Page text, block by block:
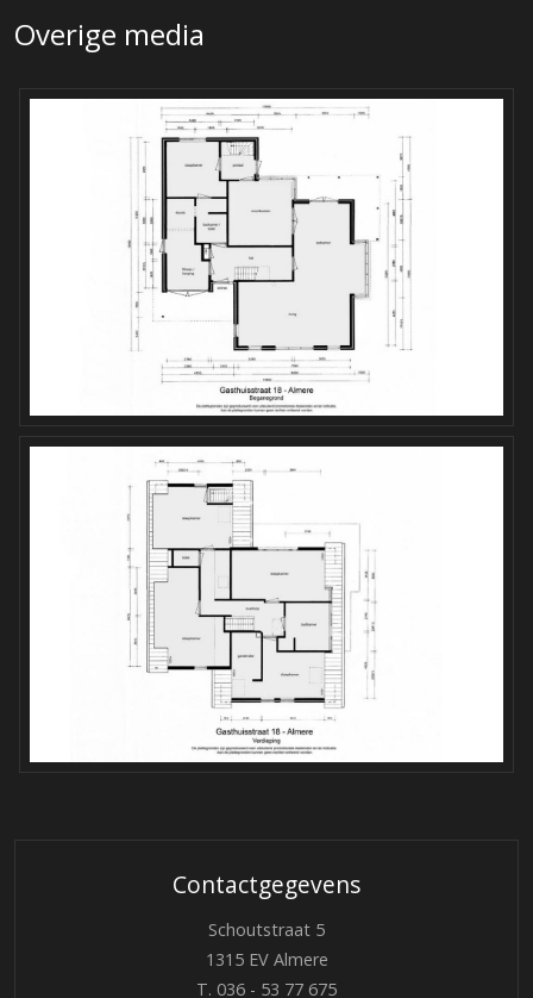
Overige media
Contactgegevens
Schoutstraat 5
1315 EV Almere
T. 036 - 53 77 675